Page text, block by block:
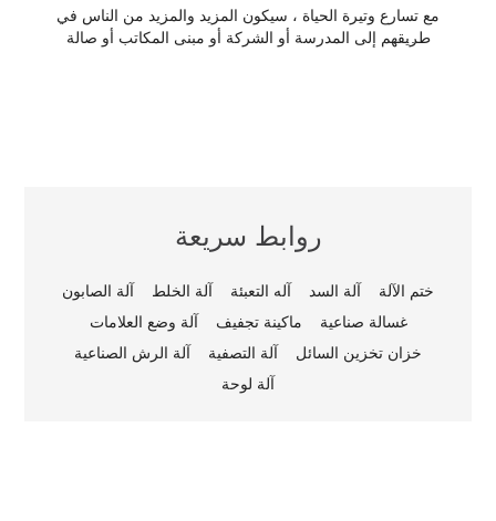
مع تسارع وتيرة الحياة ، سيكون المزيد والمزيد من الناس في
طريقهم إلى المدرسة أو الشركة أو مبنى المكاتب أو صالة
روابط سريعة
آلة الصابون آلة الخلط آله التعبئة آلة السد
ختم الآلة
آلة وضع العلامات
ماكينة تجفيف
غسالة صناعية
آلة الرش الصناعية
آلة التصفية
خزان تخزين السائل
آلة لوحة